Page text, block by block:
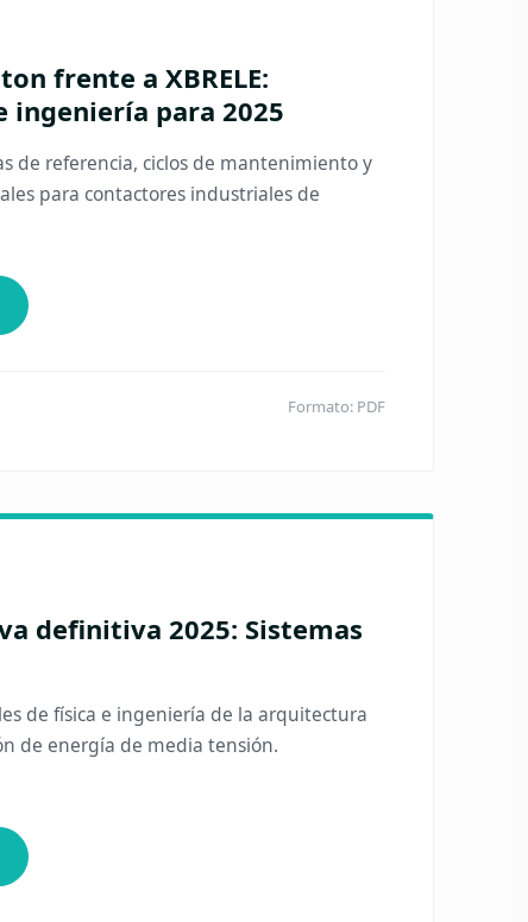
frente a XBRELE:
ingeniería para 2025
de referencia, ciclos de mantenimiento y
para contactores industriales de
Formato: PDF
definitiva 2025: Sistemas
de física e ingeniería de la arquitectura
de energía de media tensión.